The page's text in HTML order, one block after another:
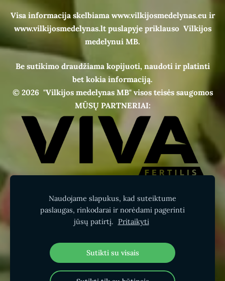
Visa informacija skelbiama www.vilkijosmedelynas.eu ir
www.vilkijosmedelynas.lt puslapyje priklauso Vilkijos
medelynui MB.
Be sutikimo draudžiama kopijuoti, naudoti ir platinti
bet kokia informaciją.
© 2026 "Vilkijos medelynas MB" visos teisės saugomos
MŪSŲ PARTNERIAI:
Naudojame slapukus, kad suteiktume
paslaugas, rinkodarai ir norėdami pagerinti
jūsų patirtį.
Pritaikyti
Sutikti su visais